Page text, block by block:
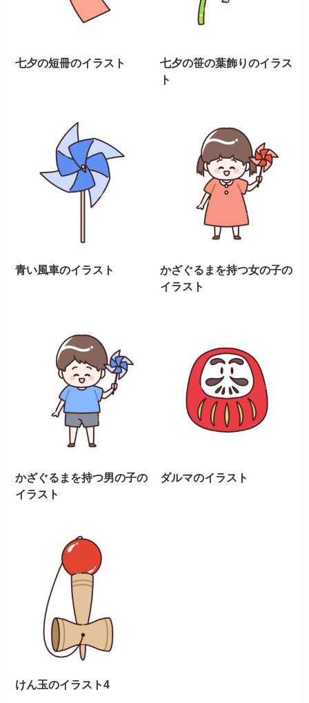
七夕の短冊のイラスト
七夕の笹の葉飾りのイラス
ト
青い風車のイラスト
かざぐるまを持つ女の子の
イラスト
かざぐるまを持つ男の子の
イラスト
ダルマのイラスト
けん玉のイラスト4